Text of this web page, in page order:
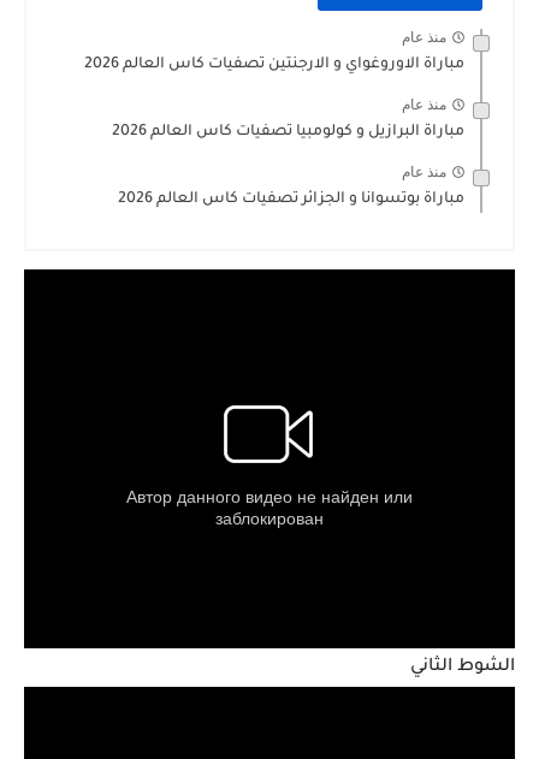
منذ عام
مباراة الاوروغواي و الارجنتين تصفيات كاس العالم 2026
منذ عام
مباراة البرازيل و كولومبيا تصفيات كاس العالم 2026
منذ عام
مباراة بوتسوانا و الجزائر تصفيات كاس العالم 2026
الشوط الثاني